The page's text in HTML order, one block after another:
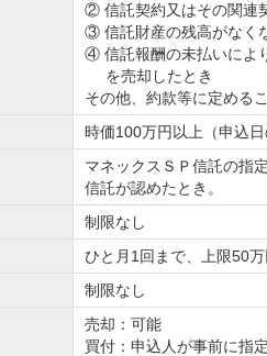
② 信託契約又はその関連
③ 信託財産の残高がなく
④ 信託報酬の未払いによ
を売却したとき
その他、約款等に定める
時価100万円以上（申込日
マネックスＳＰ信託の指
信託が認めたとき。
制限なし
ひと月1回まで、上限50
制限なし
売却：可能
買付：申込人が事前に指